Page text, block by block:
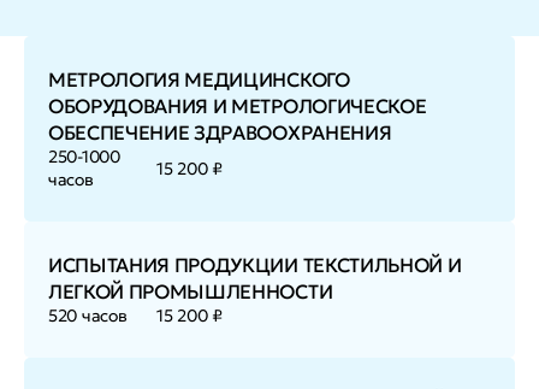
МЕТРОЛОГИЯ МЕДИЦИНСКОГО
ОБОРУДОВАНИЯ И МЕТРОЛОГИЧЕСКОЕ
ОБЕСПЕЧЕНИЕ ЗДРАВООХРАНЕНИЯ
250-1000
часов
15 200 ₽
ИСПЫТАНИЯ ПРОДУКЦИИ ТЕКСТИЛЬНОЙ И
ЛЕГКОЙ ПРОМЫШЛЕННОСТИ
520 часов 15 200 ₽